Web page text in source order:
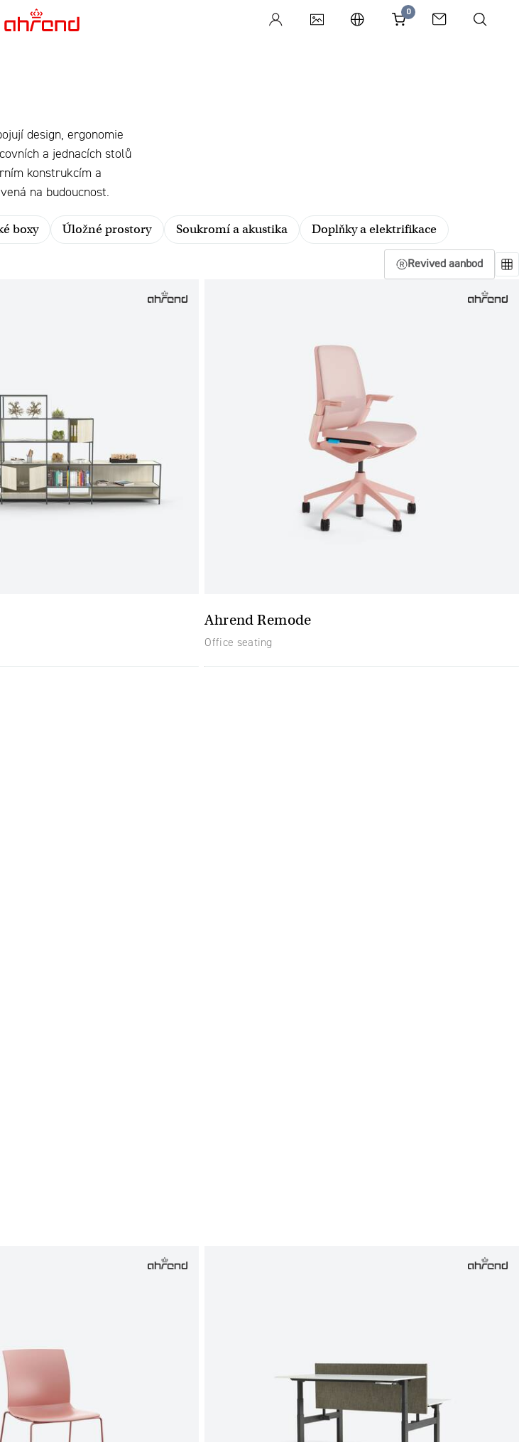
0
design, ergonomie
a jednacích stolů
konstrukcím a
na budoucnost.
boxy Úložné prostory Soukromí a akustika Doplňky a elektrifikace
Revived aanbod
Ahrend Remode
Office seating